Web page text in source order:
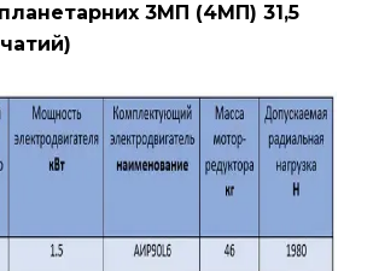
3МП (4МП) 31,5